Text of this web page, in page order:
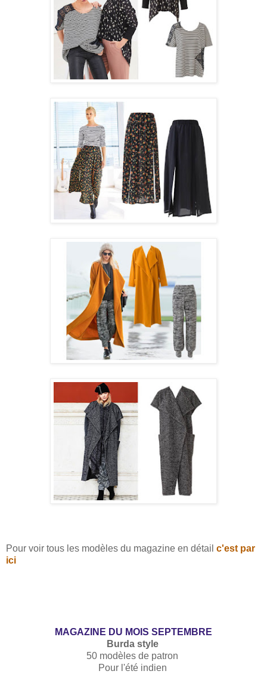
Pour voir tous les modèles du magazine en détail c'est par
ici
MAGAZINE DU MOIS SEPTEMBRE
Burda style
50 modèles de patron
Pour l'été indien